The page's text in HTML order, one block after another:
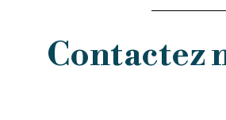
Contactez